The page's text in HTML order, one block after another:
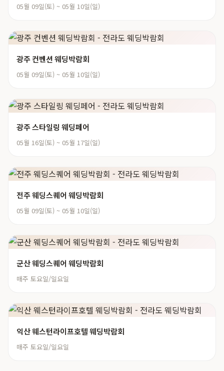
05월 09일(토) ~ 05월 10일(일)
광주 컨벤션 웨딩박람회
05월 09일(토) ~ 05월 10일(일)
광주 스타일링 웨딩페어
05월 16일(토) ~ 05월 17일(일)
전주 웨딩스퀘어 웨딩박람회
05월 09일(토) ~ 05월 10일(일)
군산 웨딩스퀘어 웨딩박람회
매주 토요일/일요일
익산 웨스턴라이프호텔 웨딩박람회
매주 토요일/일요일